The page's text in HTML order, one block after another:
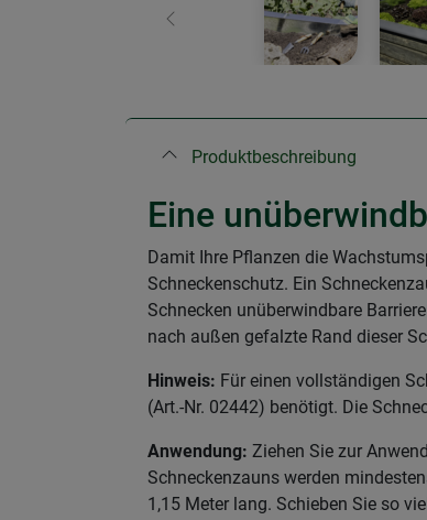
Zurück
Produktbeschreibung
Eine
Damit Ihre Pflanzen die
Schneckenschutz. Ein
Schnecken unüberwindbare
nach außen gefalzte Rand dieser
Hinweis: Für einen vollständigen
(Art.-Nr. 02442) benötigt. Die
Anwendung: Ziehen Sie zur
Schneckenzauns werden
1,15 Meter lang. Schieben Sie so